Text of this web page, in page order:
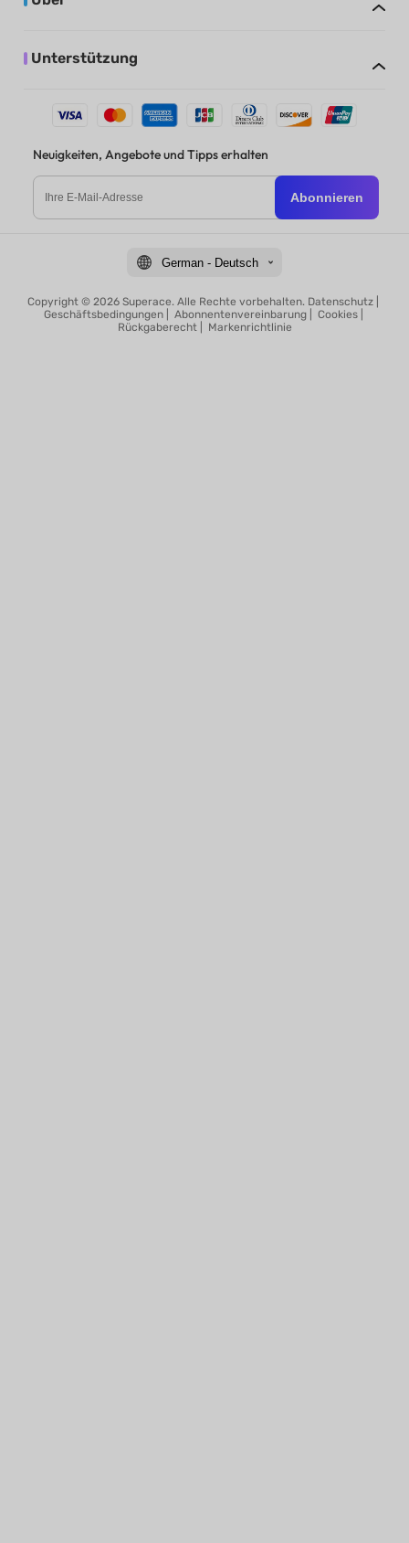
Unterstützung
Neuigkeiten, Angebote und Tipps erhalten
Abonnieren
German - Deutsch
Copyright © 2026 Superace. Alle Rechte vorbehalten. Datenschutz
Geschäftsbedingungen| Abonnentenvereinbarung| Cookies|
Rückgaberecht| Markenrichtlinie